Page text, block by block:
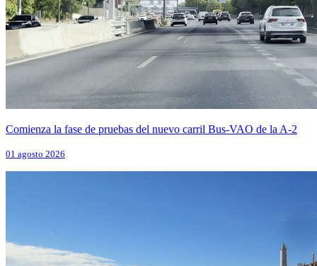
Comienza la fase de pruebas del nuevo carril Bus-VAO de la A-2
01 agosto 2026